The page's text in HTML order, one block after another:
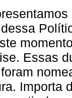
Essas
Importa